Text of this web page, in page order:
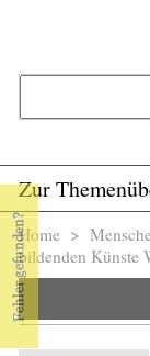
Zur
Sie sind
Home >
bildenden Künste